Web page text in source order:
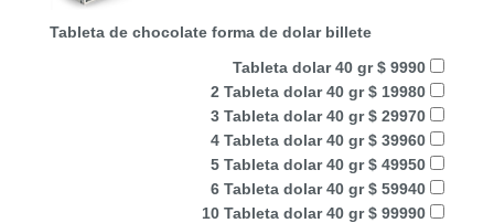
Tableta de chocolate forma de dolar billete
Tableta dolar 40 gr $ 9990
2 Tableta dolar 40 gr $ 19980
3 Tableta dolar 40 gr $ 29970
4 Tableta dolar 40 gr $ 39960
5 Tableta dolar 40 gr $ 49950
6 Tableta dolar 40 gr $ 59940
10 Tableta dolar 40 gr $ 99990